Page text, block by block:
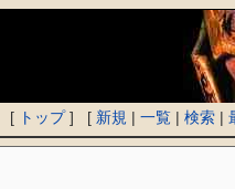
[ トップ] [ 新規 |一覧 |検索 |